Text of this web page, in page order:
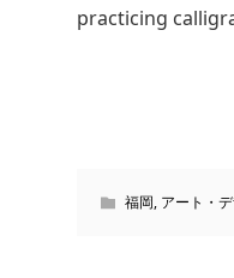
practicing
福岡, アート・